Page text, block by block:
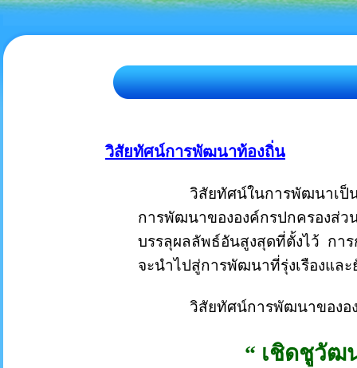
วิสัยทัศน์การพัฒนาท้องถิ่น
วิสัยทัศน์ในการพัฒนาเป็นผ
การพัฒนาขององค์กรปกครองส่ว
บรรลุผลลัพธ์อันสูงสุดที่ตั้งไว้ กา
จะนำไปสู่การพัฒนาที่รุ่งเรืองแล
วิสัยทัศน์การพัฒนาขององค์
“ เชิดชูวัฒ